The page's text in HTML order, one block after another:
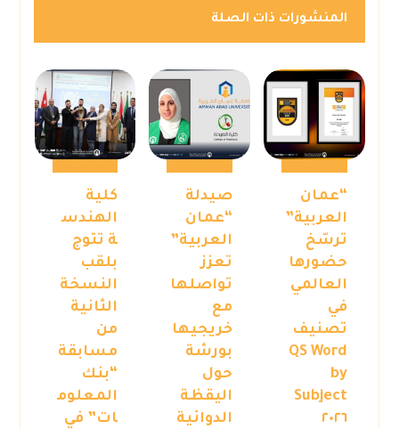
المنشورات ذات الصلة
“عمان
العربية”
ترسّخ
حضورها
العالمي
في
تصنيف
QS Word
by
Subject
٢٠٢٦
صيدلة
“عمان
العربية”
تعزز
تواصلها
مع
خريجيها
بورشة
حول
اليقظة
الدوائية
كلية
الهندس
ة تتوج
بلقب
النسخة
الثانية
من
مسابقة
“بنك
المعلوم
ات” في